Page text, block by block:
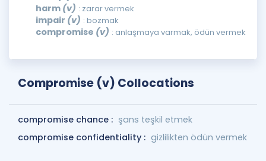
harm (v) : zarar vermek
impair (v) : bozmak
compromise (v) : anlaşmaya varmak, ödün vermek
Compromise (v) Collocations
compromise chance : şans teşkil etmek
compromise confidentiality : gizlilikten ödün vermek